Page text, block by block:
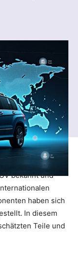
bekannt und
haben sich
In diesem
Teile und